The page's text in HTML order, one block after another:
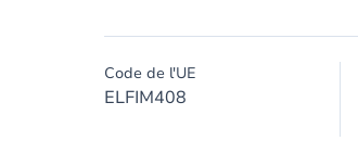
Code de l'UE
ELFIM408